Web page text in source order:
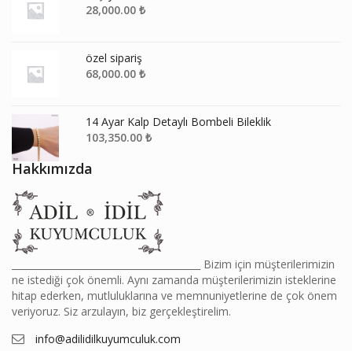
68,000.00₺
103,350.00₺
Hakkımızda
________________________________________ Bizim için müşterilerimizin
ne istediği çok önemli. Aynı zamanda müşterilerimizin isteklerine
hitap ederken, mutluluklarına ve memnuniyetlerine de çok önem
veriyoruz. Siz arzulayın, biz gerçekleştirelim.
info@adilidilkuyumculuk.com
https://adilidilkuyumculuk.com/